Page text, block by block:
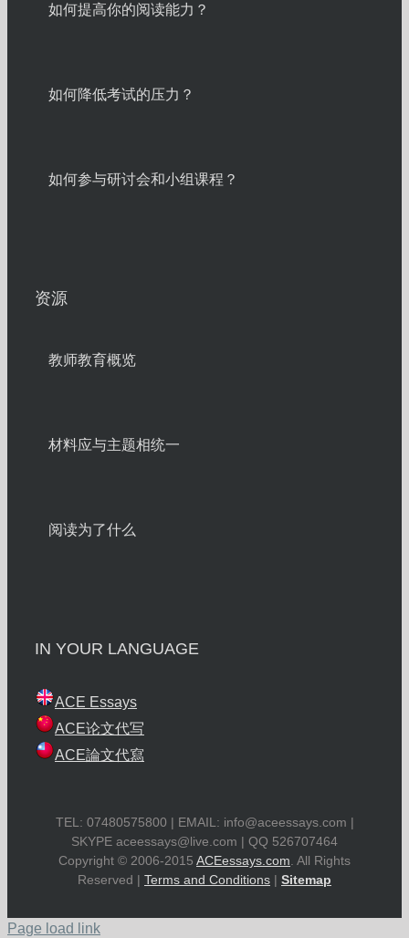
如何提高你的阅读能力？
如何降低考试的压力？
如何参与研讨会和小组课程？
资源
教师教育概览
材料应与主题相统一
阅读为了什么
IN YOUR LANGUAGE
ACE Essays
ACE论文代写
ACE論文代寫
TEL: 07480575800 | EMAIL: info@aceessays.com |
SKYPE aceessays@live.com | QQ 526707464
Copyright © 2006-2015 ACEessays.com . All Rights
Reserved | Terms and Conditions | Sitemap
Page load link